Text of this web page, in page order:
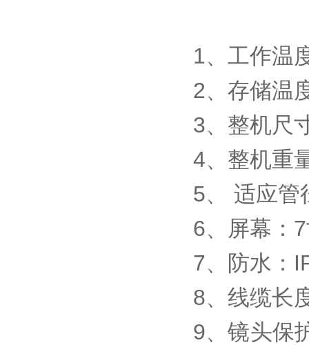
1、工作温
2、存储温
3、整机尺
4、整机重
5、 适应管
6、屏幕：
7、防水：
8、线缆长
9、镜头保